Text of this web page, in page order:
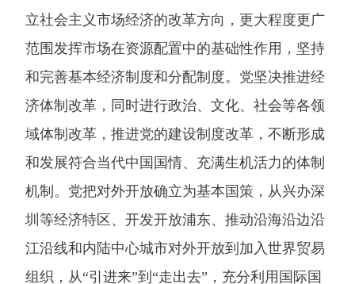
立社会主义市场经济的改革方向，更大程度更广
范围发挥市场在资源配置中的基础性作用，坚持
和完善基本经济制度和分配制度。党坚决推进经
济体制改革，同时进行政治、文化、社会等各领
域体制改革，推进党的建设制度改革，不断形成
和发展符合当代中国国情、充满生机活力的体制
机制。党把对外开放确立为基本国策，从兴办深
圳等经济特区、开发开放浦东、推动沿海沿边沿
江沿线和内陆中心城市对外开放到加入世界贸易
组织，从“引进来”到“走出去”，充分利用国际国